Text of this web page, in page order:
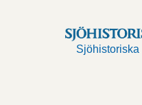
Sjöhistoriska